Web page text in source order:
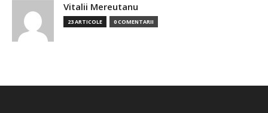
Vitalii Mereutanu
23 ARTICOLE 0 COMENTARII